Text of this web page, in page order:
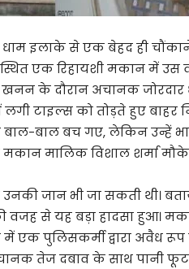
इलाके से एक बेहद ही
एक रिहायशी मकान में
के दौरान अचानक
लगी टाइल्स को तोड़ते हुए
बाल बच गए, लेकिन उन्हें
मालिक विशाल शर्मा मौके
जान भी जा सकती थी।
वजह से यह बड़ा हादसा हुआ।
पुलिसकर्मी द्वारा अवैध
तेज दबाव के साथ पानी फूट